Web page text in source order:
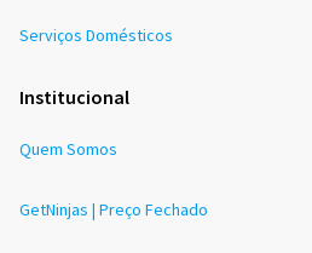
Serviços Domésticos
Institucional
Quem Somos
GetNinjas | Preço Fechado